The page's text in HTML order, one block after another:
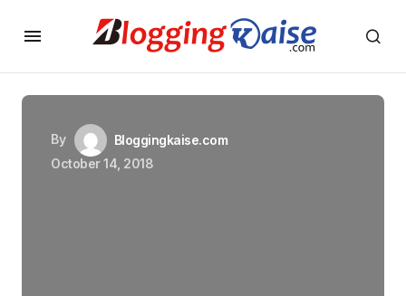
By
Bloggingkaise.com
October 14, 2018